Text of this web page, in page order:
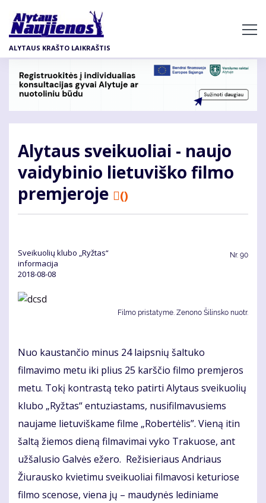
pagrindinį
turinį
ALYTAUS KRAŠTO LAIKRAŠTIS
Alytaus sveikuoliai - naujo
vaidybinio lietuviško filmo
premjeroje
()
Sveikuolių klubo „Ryžtas“
informacija
2018-08-08
Nr. 90
Filmo pristatyme. Zenono Šilinsko nuotr.
Nuo kaustančio minus 24 laipsnių šaltuko
filmavimo metu iki plius 25 karščio filmo premjeros
metu. Tokį kontrastą teko patirti Alytaus sveikuolių
klubo „Ryžtas“ entuziastams, nusifilmavusiems
naujame lietuviškame filme „Robertėlis”. Vieną itin
šaltą žiemos dieną filmavimai vyko Trakuose, ant
užšalusio Galvės ežero. Režisieriaus Andriaus
Žiurausko kvietimu sveikuoliai filmavosi keturiose
filmo scenose, viena jų – maudynės lediniame